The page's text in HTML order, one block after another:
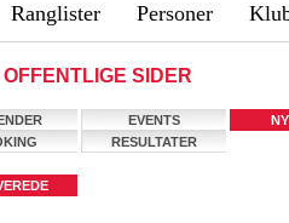
Ranglister Personer
SIDER
EVENTS
RESULTATER